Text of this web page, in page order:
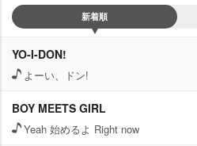
新着順
YO-I-DON!
よーい、ドン!
BOY MEETS GIRL
Yeah 始めるよ Right now